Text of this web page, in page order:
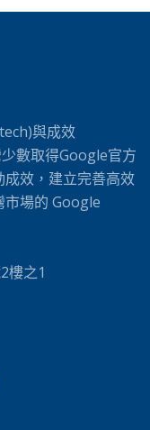
與成效
數取得Google官方
效，建立完善高效
市場的 Google
樓之1